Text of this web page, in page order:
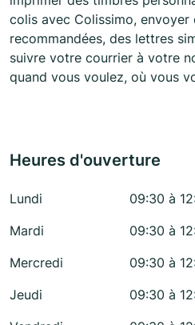
colis avec Colissimo, envoyer
recommandées, des lettres
suivre votre courrier à votre
quand vous voulez, où vous
Heures d'ouverture
Lundi
09:30 à
Mardi
09:30 à
Mercredi
09:30 à
Jeudi
09:30 à